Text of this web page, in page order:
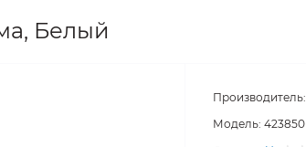
Белый
Производитель:
Модель: 423850